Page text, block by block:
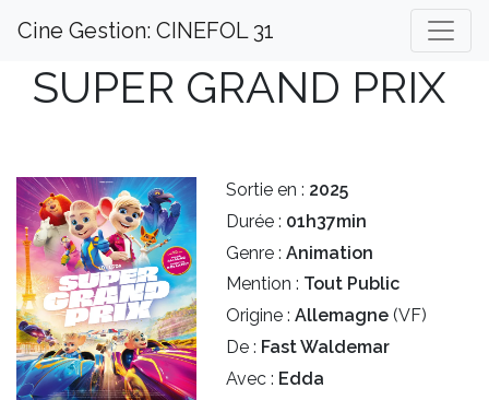
Cine Gestion: CINEFOL 31
SUPER GRAND PRIX
Sortie en : 2025
Durée : 01h37min
Genre : Animation
Mention : Tout Public
Origine : Allemagne (VF)
De : Fast Waldemar
Avec : Edda